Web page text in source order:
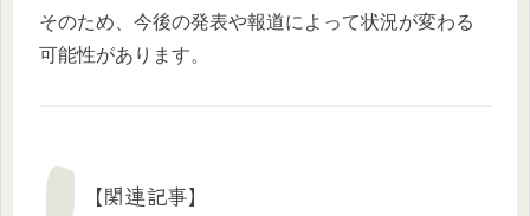
そのため、今後の発表や報道によって状況が変わる
可能性があります。
【関連記事】